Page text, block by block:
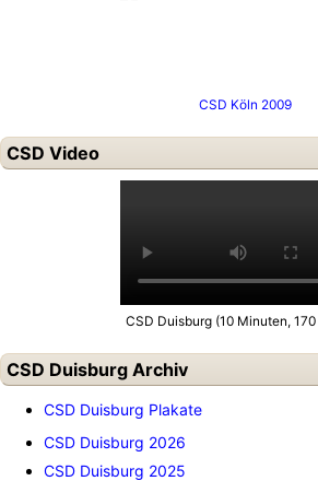
CSD Köln 2009
CSD Video
CSD Duisburg (10 Minuten,
CSD Duisburg Archiv
CSD Duisburg Plakate
CSD Duisburg 2026
CSD Duisburg 2025